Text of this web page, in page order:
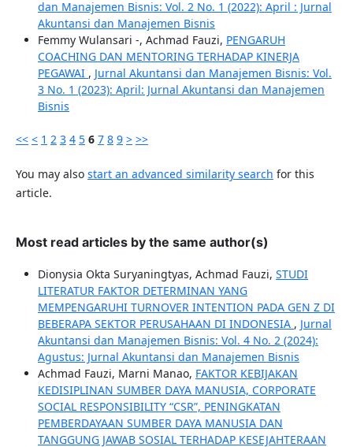
dan Manajemen Bisnis: Vol. 2 No. 1 (2022): April : Jurnal
Akuntansi dan Manajemen Bisnis
Femmy Wulansari -, Achmad Fauzi, PENGARUH
COACHING DAN MENTORING TERHADAP KINERJA
PEGAWAI , Jurnal Akuntansi dan Manajemen Bisnis: Vol.
3 No. 1 (2023): April: Jurnal Akuntansi dan Manajemen
Bisnis
<< < 1 2 3 4 5 6 7 8 9 > >>
You may also start an advanced similarity search for this
article.
Most read articles by the same author(s)
Dionysia Okta Suryaningtyas, Achmad Fauzi, STUDI
LITERATUR FAKTOR DETERMINAN YANG
MEMPENGARUHI TURNOVER INTENTION PADA GEN Z DI
BEBERAPA SEKTOR PERUSAHAAN DI INDONESIA , Jurnal
Akuntansi dan Manajemen Bisnis: Vol. 4 No. 2 (2024):
Agustus: Jurnal Akuntansi dan Manajemen Bisnis
Achmad Fauzi, Marni Manao, FAKTOR KEBIJAKAN
KEDISIPLINAN SUMBER DAYA MANUSIA, CORPORATE
SOCIAL RESPONSIBILITY “CSR”, PENINGKATAN
PEMBERDAYAAN SUMBER DAYA MANUSIA DAN
TANGGUNG JAWAB SOSIAL TERHADAP KESEJAHTERAAN